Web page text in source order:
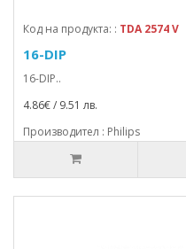
Код на продукта: : TDA 2574 V
16-DIP
16-DIP..
4.86€ / 9.51 лв.
Производител : Philips